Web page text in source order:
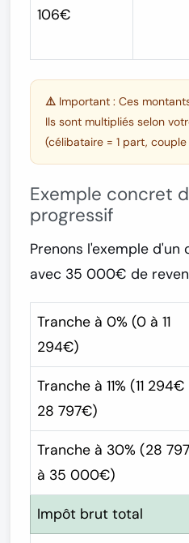
106€
⚠️ Important : Ces
Ils sont multipliés selon
(célibataire = 1 part,
Exemple concret
progressif
Prenons l'exemple d'un
avec 35 000€ de
Tranche à 0% (0 à 11
294€)
Tranche à 11% (11 294€
28 797€)
Tranche à 30% (28
à 35 000€)
Impôt brut total